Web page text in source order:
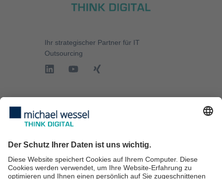
Ihr strategischer Partner für IT
Outsourcing
IT-Services
IT-Beratung
IT Services für KMU